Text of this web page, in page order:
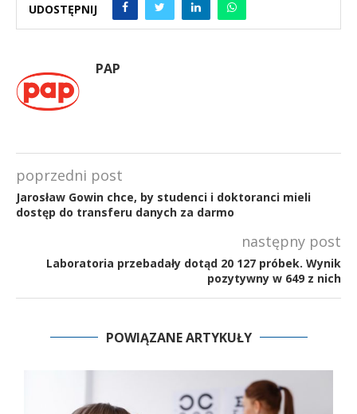
UDOSTĘPNIJ
PAP
poprzedni post
Jarosław Gowin chce, by studenci i doktoranci mieli
dostęp do transferu danych za darmo
następny post
Laboratoria przebadały dotąd 20 127 próbek. Wynik
pozytywny w 649 z nich
POWIĄZANE ARTYKUŁY